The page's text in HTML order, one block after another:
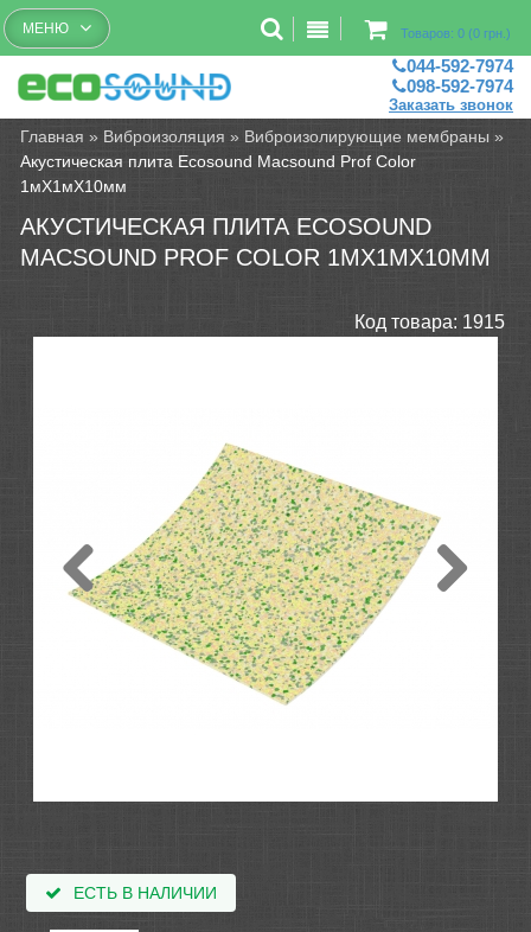
Бесплатный рассчет помещений
Товаров: 0 (0 грн.)
МЕНЮ
044-592-7974
098-592-7974
Заказать звонок
Главная » Виброизоляция » Виброизолирующие мембраны »
Акустическая плита Ecosound Macsound Prof Color
1мХ1мХ10мм
АКУСТИЧЕСКАЯ ПЛИТА ECOSOUND
MACSOUND PROF COLOR 1МХ1МХ10ММ
Код товара: 1915
ЕСТЬ В НАЛИЧИИ